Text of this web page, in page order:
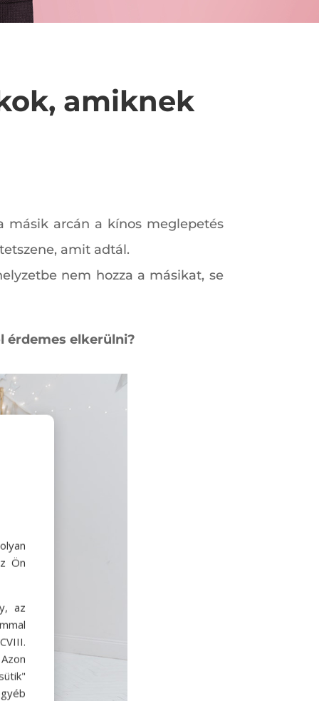
amiknek
másik arcán a kínos meglepetés
amit adtál.
nem hozza a másikat, se
érdemes elkerülni?
Ön
az